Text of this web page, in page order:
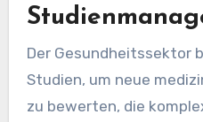
Der Gesundheitssektor
Studien, um neue
zu bewerten, die